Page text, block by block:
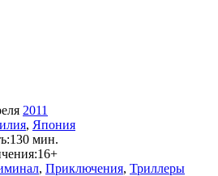
2011
, Япония
130 мин.
16+
, Приключения, Триллеры